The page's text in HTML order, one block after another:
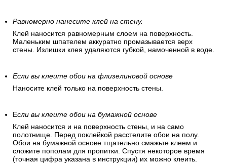
Равномерно нанесите клей на стену.
Клей наносится равномерным слоем на поверхность.
Маленьким шпателем аккуратно промазывается верх
стены. Излишки клея удаляются губкой, намоченной в воде.
Если вы клеите обои на флизелиновой основе
Наносите клей только на поверхность стены.
Если вы клеите обои на бумажной основе
Клей наносится и на поверхность стены, и на само
полотнище. Перед поклейкой расстелите обои на полу.
Обои на бумажной основе тщательно смажьте клеем и
сложите пополам для пропитки. Спустя некоторое время
(точная цифра указана в инструкции) их можно клеить.